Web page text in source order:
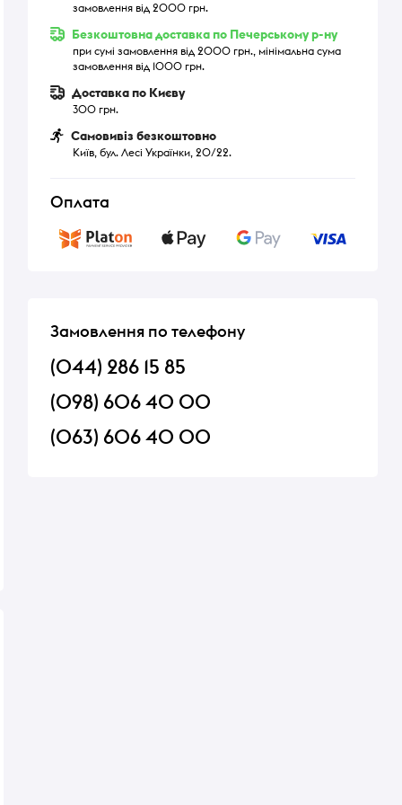
замовлення від 2000 грн.
Безкоштовна доставка по Печерському р-ну
при сумі замовлення від 2000 грн., мінімальна сума
замовлення від 1000 грн.
Доставка по Києву
300 грн.
Самовивіз безкоштовно
Київ, бул. Лесі Українки, 20/22.
Оплата
Замовлення по телефону
(044) 286 15 85
(098) 606 40 00
(063) 606 40 00